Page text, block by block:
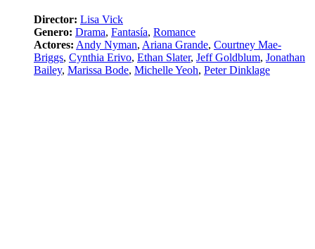
Director: Lisa Vick
Genero: Drama, Fantasía, Romance
Actores: Andy Nyman, Ariana Grande, Courtney Mae-
Briggs, Cynthia Erivo, Ethan Slater, Jeff Goldblum, Jonathan
Bailey, Marissa Bode, Michelle Yeoh, Peter Dinklage